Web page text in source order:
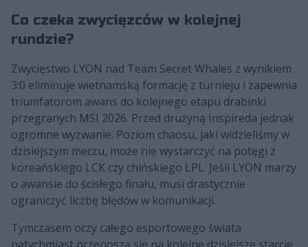
Co czeka zwycięzców w kolejnej
rundzie?
Zwycięstwo LYON nad Team Secret Whales z wynikiem
3:0 eliminuje wietnamską formację z turnieju i zapewnia
triumfatorom awans do kolejnego etapu drabinki
przegranych MSI 2026. Przed drużyną Inspireda jednak
ogromne wyzwanie. Poziom chaosu, jaki widzieliśmy w
dzisiejszym meczu, może nie wystarczyć na potęgi z
koreańskiego LCK czy chińskiego LPL. Jeśli LYON marzy
o awansie do ścisłego finału, musi drastycznie
ograniczyć liczbę błędów w komunikacji.
Tymczasem oczy całego esportowego świata